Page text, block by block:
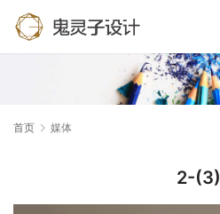
首页 媒体
2-(3)